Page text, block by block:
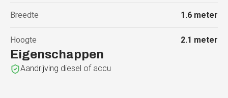
Breedte 1.6 meter
Hoogte 2.1 meter
Eigenschappen
Aandrijving diesel of accu